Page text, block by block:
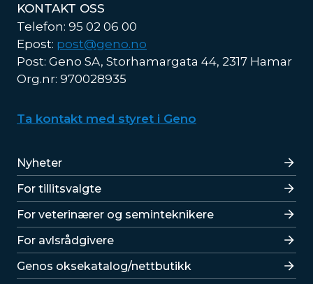
KONTAKT OSS
Telefon: 95 02 06 00
Epost: post@geno.no
Post: Geno SA, Storhamargata 44, 2317 Hamar
Org.nr: 970028935
Ta kontakt med styret i Geno
Lenker
Nyheter
For tillitsvalgte
For veterinærer og seminteknikere
For avlsrådgivere
Lenker
Genos oksekatalog/nettbutikk